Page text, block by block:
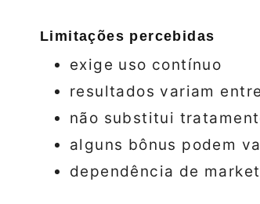
Limitações percebidas
exige uso contínuo
resultados variam
não substitui
alguns bônus podem
dependência de